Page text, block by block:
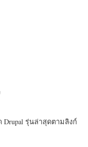
Drupal รุ่นล่าสุดตามลิงก์